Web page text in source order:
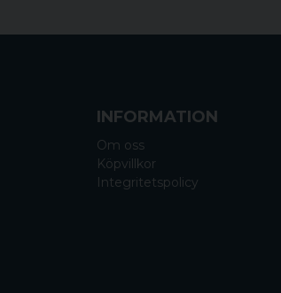
INFORMATION
Om oss
Köpvillkor
Integritetspolicy